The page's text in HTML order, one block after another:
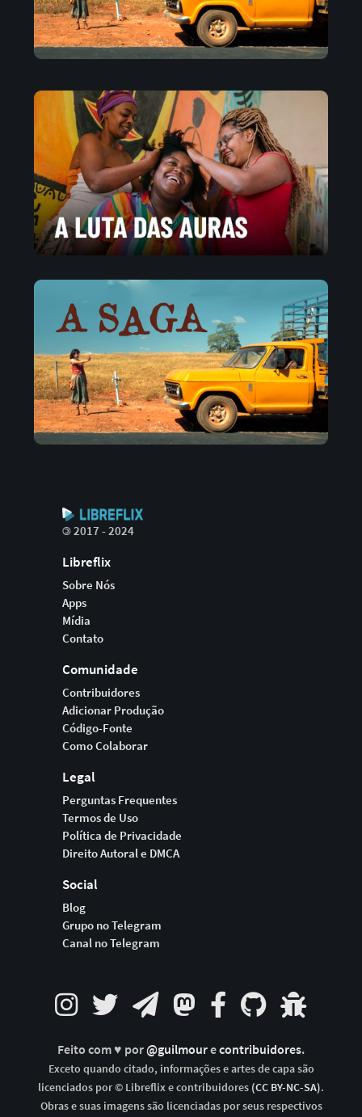
©2017 - 2024
Libreflix
Sobre Nós
Apps
Mídia
Contato
Comunidade
Contribuidores
Adicionar Produção
Código-Fonte
Como Colaborar
Legal
Perguntas Frequentes
Termos de Uso
Política de Privacidade
Direito Autoral e DMCA
Social
Blog
Grupo no Telegram
Canal no Telegram
Feito com ♥ por@guilmourecontribuidores.
Exceto quando citado, informações e artes de capa são
licenciados por © Libreflix e contribuidores (CC BY-NC-SA).
Obras e suas imagens são licenciadas por seus respectivos